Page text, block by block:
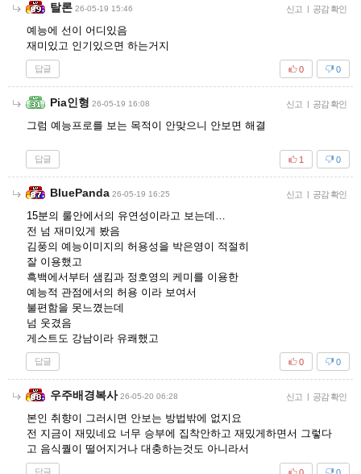
탈론 26-05-19 15:46 신고 | 공감 확인
예능에 선이 어디있음
재미있고 인기있으면 하는거지
답글 0
0
Pia인형 26-05-19 16:08 신고 | 공감 확인
그럼 예능프로를 보는 목적이 안맞으니 안보면 해결
답글 0
1
BluePanda 26-05-19 16:25 신고 | 공감 확인
15분의 룰안에서의 유연성이라고 보는데…
전 넘 재미있게 봤음
김풍의 예능이미지의 허용성을 박은영이 적절히
잘 이용했고
흑백에서부터 샘킴과 정호영의 케미를 이용한
예능적 관점에서의 허용 이라 보여서
불편함을 못느꼈는데
넘 웃겼음
게스트도 강남이라 유쾌했고
답글 0
0
우주배경복사 26-05-20 06:28 신고 | 공감 확인
본인 취향이 그러시면 안보는 방법밖에 없지요
전 지금이 재밌네요 너무 승부에 집착안하고 재밌게하면서 그렇다
고 음식퀄이 떨어지거나 대충하는것도 아니라서
답글 0
0